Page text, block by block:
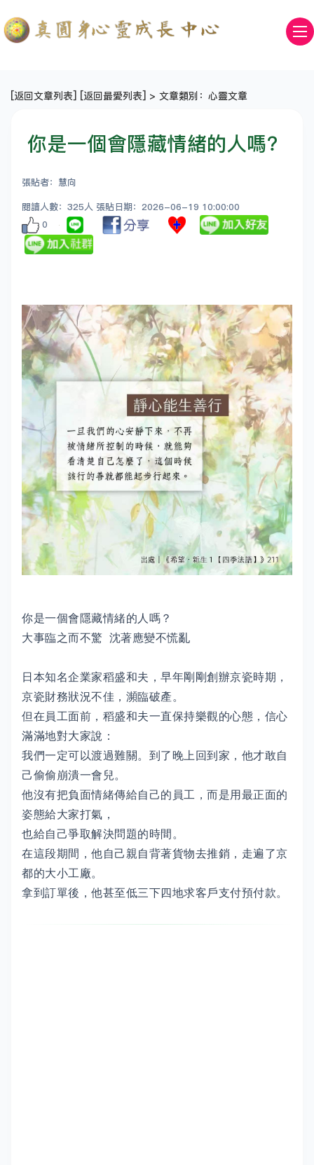
[返回文章列表] [返回最愛列表] > 文章類別：心靈文章
你是一個會隱藏情緒的人嗎？
張貼者：慧向
閱讀人數：325人 張貼日期：2026-06-19 10:00:00
0
你是一個會隱藏情緒的人嗎？
大事臨之而不驚 沈著應變不慌亂
日本知名企業家稻盛和夫，早年剛剛創辦京瓷時期，
京瓷財務狀況不佳，瀕臨破產。
但在員工面前，稻盛和夫一直保持樂觀的心態，信心
滿滿地對大家說：
我們一定可以渡過難關。到了晚上回到家，他才敢自
己偷偷崩潰一會兒。
他沒有把負面情緒傳給自己的員工，而是用最正面的
姿態給大家打氣，
也給自己爭取解決問題的時間。
在這段期間，他自己親自背著貨物去推銷，走遍了京
都的大小工廠。
拿到訂單後，他甚至低三下四地求客戶支付預付款。